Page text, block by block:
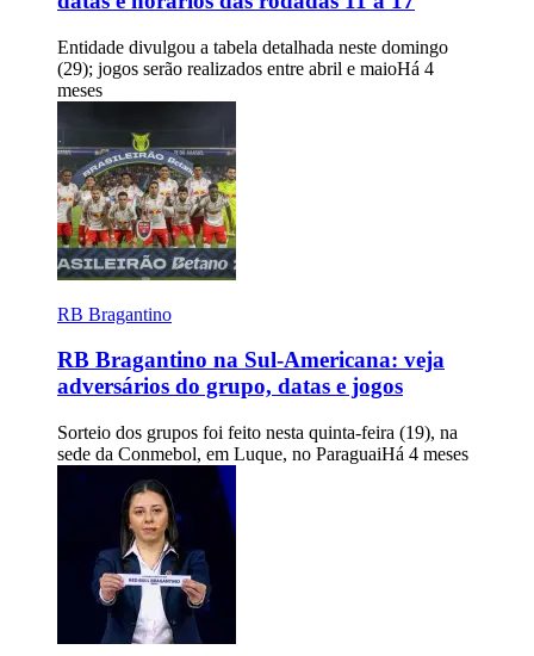
Entidade divulgou a tabela detalhada neste domingo
(29); jogos serão realizados entre abril e maioHá 4
meses
RB Bragantino
RB Bragantino na Sul-Americana: veja
adversários do grupo, datas e jogos
Sorteio dos grupos foi feito nesta quinta-feira (19), na
sede da Conmebol, em Luque, no ParaguaiHá 4 meses